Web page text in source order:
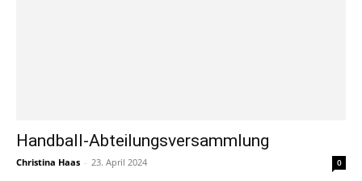
Handball-Abteilungsversammlung
Christina Haas - 23. April 2024 0